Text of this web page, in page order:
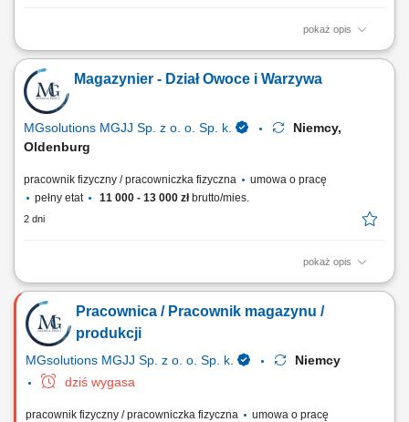
pokaż opis
Opis stanowiska: Zbieranie towaru w magazynie; Poruszanie się na
małym wózku elektrycznym; Wożenie za sobą palety, na której
układamy zebrany towar wg pozycji usłyszanej w słuchawce; Praca w
dziale owoców i warzyw (od poniedziałku do niedzieli, sobota wolna + 1
dzień w tygodniu,...
Magazynier - Dział Owoce i Warzywa
MGsolutions MGJJ Sp. z o. o. Sp. k.
Niemcy,
Oldenburg
pracownik fizyczny / pracowniczka fizyczna
umowa o pracę
pełny etat
11 000 - 13 000 złbrutto/mies.
2 dni
pokaż opis
Opis stanowiska Realizacja zamówień (Order Picker, Komisjonowanie)
w dziale Obst und Gemuse (owoce i warzywa) - możliwość pracy na
systemie w języku polskim. Opieka polskojęzycznego Koordynatora i
szkoleniowca! Układanie towaru; Kontrola jakości; Inne proste prace na
terenie magazynu;
Pracownica / Pracownik magazynu /
produkcji
MGsolutions MGJJ Sp. z o. o. Sp. k.
Niemcy
dziś wygasa
pracownik fizyczny / pracowniczka fizyczna
umowa o pracę